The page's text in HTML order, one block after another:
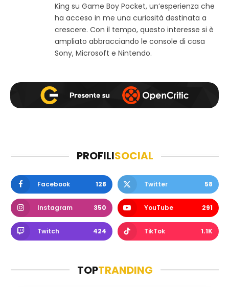
m
King su Game Boy Pocket, un’esperienza che
ha acceso in me una curiosità destinata a
crescere. Con il tempo, questo interesse si è
ampliato abbracciando le console di casa
Sony, Microsoft e Nintendo.
PROFILISOCIAL
Facebook 128 Twitter 58
Instagram 350 YouTube 291
Twitch 424 TikTok 1.1K
TOPTRANDING